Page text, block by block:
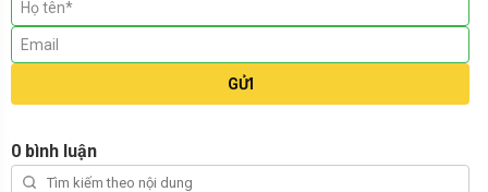
GỬI
0 bình luận